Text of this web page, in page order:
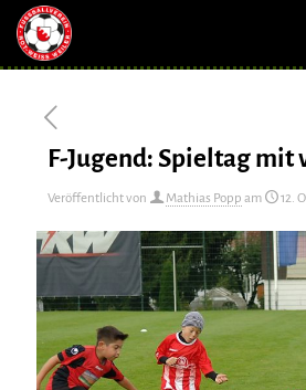
F-Jugend: Spieltag mit
Veröffentlicht von Mathias Popp am 12.